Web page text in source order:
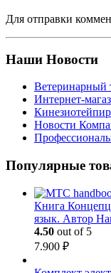
Для отправки
Наши Новости
Ветеринарный
Интернет-
Новости
Популярные
Книга
язык. Автор
4.50 out of 5
7.900 ₽